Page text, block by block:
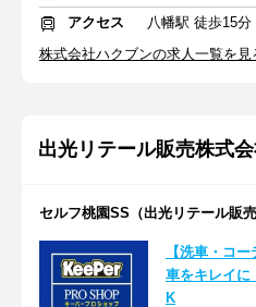
アクセス
八幡駅 徒歩15分
株式会社ハクブンの求人一覧を見
出光リテール販売株式
セルフ桃園SS（出光リテール販売
【洗車・コ
車をキレイ
K